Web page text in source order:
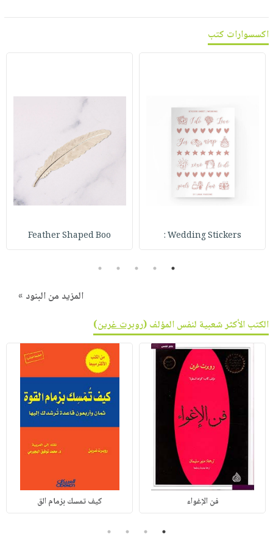
اكسسوارات كتب
Wedding Stickers :
Feather Shaped Boo
1
2
3
4
5
المزيد من البنود »
الكتب الأكثر شعبية لنفس المؤلف (روبرت غرين)
فن الإغواء كيف تمسك بزمام الق
1
2
3
4